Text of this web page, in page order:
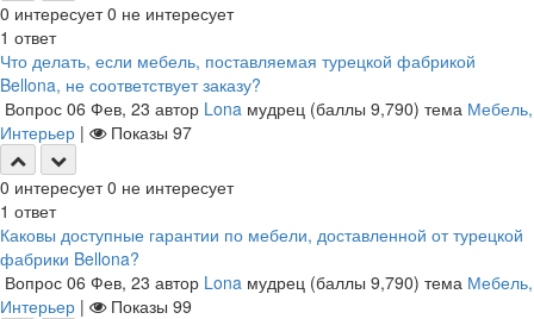
0 интересует 0 не интересует
1 ответ
Что делать, если мебель, поставляемая турецкой фабрикой
Bellona, не соответствует заказу?
Вопрос 06 Фев, 23 автор Lona мудрец (баллы 9,790) тема Мебель,
Интерьер | Показы 97
0 интересует 0 не интересует
1 ответ
Каковы доступные гарантии по мебели, доставленной от турецкой
фабрики Bellona?
Вопрос 06 Фев, 23 автор Lona мудрец (баллы 9,790) тема Мебель,
Интерьер | Показы 99